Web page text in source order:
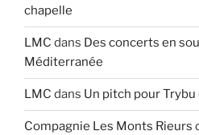
chapelle
LMC dans Des concerts en
Méditerranée
LMC dans Un pitch pour
Compagnie Les Monts Rieurs